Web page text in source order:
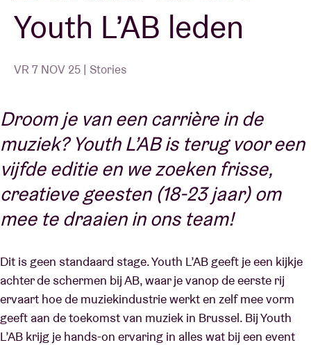
Concertcheque
Over AB
Contact
Youth L’AB leden
VR 7 NOV 25 | Stories
Droom je van een carrière in de
muziek? Youth L’AB is terug voor een
vijfde editie en we zoeken frisse,
creatieve geesten (18-23 jaar) om
mee te draaien in ons team!
Dit is geen standaard stage. Youth L’AB geeft je een kijkje
achter de schermen bij AB, waar je vanop de eerste rij
ervaart hoe de muziekindustrie werkt en zelf mee vorm
geeft aan de toekomst van muziek in Brussel. Bij Youth
L’AB krijg je hands-on ervaring in alles wat bij een event